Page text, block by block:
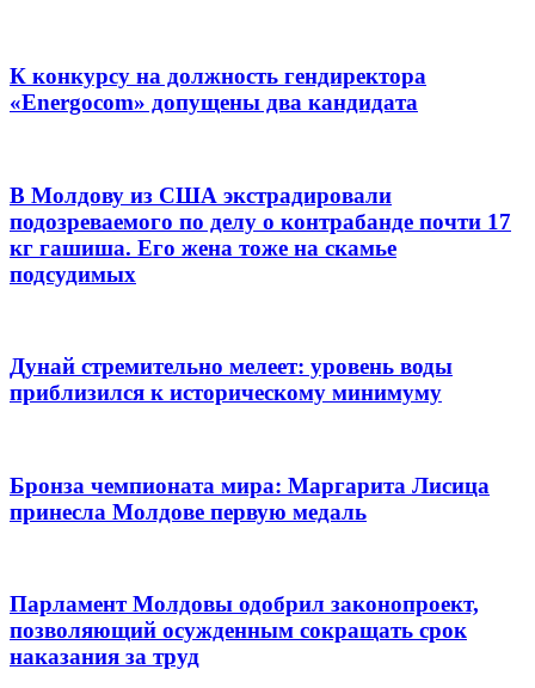
К конкурсу на должность гендиректора
«Energocom» допущены два кандидата
В Молдову из США экстрадировали
подозреваемого по делу о контрабанде почти 17
кг гашиша. Его жена тоже на скамье
подсудимых
Дунай стремительно мелеет: уровень воды
приблизился к историческому минимуму
Бронза чемпионата мира: Маргарита Лисица
принесла Молдове первую медаль
Парламент Молдовы одобрил законопроект,
позволяющий осужденным сокращать срок
наказания за труд